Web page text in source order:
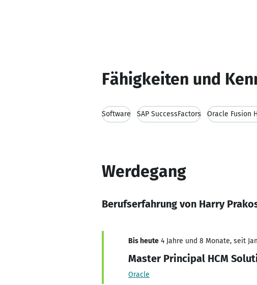
Fähigkeiten und
Software SAP SuccessFactors Oracle Fusion
Werdegang
Berufserfahrung von Harry
Bis heute 4 Jahre und 8 Monate, seit
Master Principal HCM
Oracle